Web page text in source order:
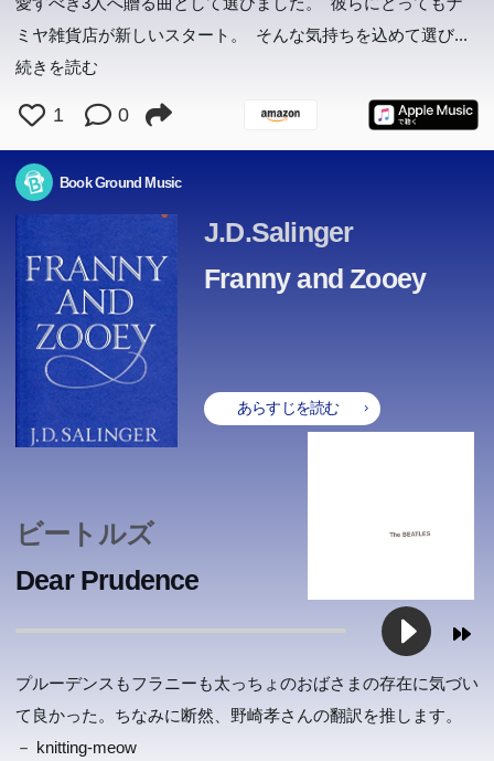
ある日、高校生の僕は病院で一冊の文庫本を拾う。タイト
ルは「共病文庫」。それは、クラスメイトである山内桜良
が密かに綴っていた日記帳だった。そこには、彼女の余命
が膵臓の病気により、もういくばくもないと書かれていて
——。読後、きっとこのタイトルに涙する。デビュー作に
して2016年本屋大賞・堂々の第2位、75万部突破のベスト
セラー待望の文庫化！
ます。
ます。
ロサンゼルス在住の叔母の、突然の訃報。弦矢は謎を追い
始める―。叔母・菊枝の死を知り、甥の弦矢が渡米する
た、幼くして病死したはずの叔母の娘が、実は死んだので
はなく、ずっと行方不明なのだと知らされる。なぜ叔母は
そのことを黙っていたのか。娘はどこにいるのか。
草は刈らねばならない。そこに埋もれているもは、納屋だ
を受け入れてきた一族の、歴史と記憶の物語。第162回芥
川賞受賞作。
妹の死。頭を打ち、失った私の記憶。弟に訪れる不思議な
きざし。そして妹の恋人との恋―。流されそうになる出来
事の中で、かつての自分を取り戻せないまま高知に旅を
し、さらにはサイパンへ。旅の時間を過ごしながら「半分
死んでいる」私はすべてをみつめ、全身で生きることを、
幸福を、感じとっていく。懐かしく、いとおしい金色の物
語。吉本ばななの記念碑的長編。
将来に希望を抱けずにいた。そんな彼の前に現れたのは身
体が金塊に変わる致死の病「金塊病」を患う女子大生・都
村弥子だった。彼女は死後三億で売れる『自分』の相続を
突如彼に持ち掛ける。相続の条件として提示されたチェッ
カーという古い盤上ゲームを通じ、二人の距離は徐々に縮
まっていく。しかし、彼女の死に紐づく大金が二人の運命
を狂わせる―。抱えていた秘密が解かれるとき二人が選ぶ
『正解』とは?
貧しく孤独な少年ジョバンニが、親友カムパネルラと銀河
鉄道に乗って美しく悲しい夜空の旅をする、永遠の未完成
の傑作である表題作や、「よだかの星」「オツベルと象」
「セロ弾きのゴーシュ」など、イーハトーヴォの切なく多
彩な世界に、「北守将軍と三人兄弟の医者」「饑餓陣営」
「ビジテリアン大祭」を加えた14編を収録。賢治童話の
豊饒な味わいをあますところなく披露する。
「この世界にアイは存在しません。」入学式の翌日、数学
教師は言った。ひとりだけ、え、と声を出した。ワイルド
曽田アイ。その言葉は、アイに衝撃を与え、彼女の胸に居
座り続けることになる。ある「奇跡」が起こるまでは―。
「想うこと」で生まれる圧倒的な強さと優しさ―直木賞作
家・西加奈子の渾身の「叫び」に心揺さぶられる傑作長
編!
相談を請け負っていた雑貨店だった。廃業しているはずの
店内に、突然シャッターの郵便口から悩み相談の手紙が落
戸惑いながらも当時の店主・浪矢雄治に代わって返事を書
くが...。次第に明らかになる雑貨店の秘密と、ある児童養
護施設との関係。悩める人々を救ってきた雑貨店は、最後
に再び奇蹟を起こせるか!?
ミヤ雑貨店が新しいスタート。 そんな気持ちを込めて選び...
続きを読む
1 0
Book Ground Music
J.D.Salinger
Franny and Zooey
あらすじを読む
ます。
ビートルズ
Dear Prudence
プルーデンスもフラニーも太っちょのおばさまの存在に気づい
て良かった。ちなみに断然、野崎孝さんの翻訳を推します。
－ knitting-meow
ます。
偶然、僕が拾った1冊の文庫本。それはクラスメイトであ
る山内桜良が綴った、秘密の日記帳だった―圧倒的デビュ
むおばあちゃんのもとへ疎開した。その日から、ぼくらの
過酷な日々が始まった。人間の醜さや哀しさ、世の不条理
記にしるす。戦争が暗い影を落とすなか、ぼくらはしたた
かに生き抜いていく。人間の真実をえぐる圧倒的筆力で読
書界に感動の嵐を巻き起こした、ハンガリー生まれの女性
亡命作家の衝撃の処女作。
とある事情から逃亡者となった“ぼく”こと巣篭カナは、逃
げ込んだダストシュートの中で全裸の美少女・白雪を発見
する。黒く大きな銃を持ち、記憶喪失を自称する白雪と、
疑いつつも彼女に惹かれるカナ。2人は街を抜け出し、東
京・秋葉原を目指すが...直木賞作家のブレイク前夜に書か
れた、清冽でファニーな成長小説。幻の未公開エンディン
グ2本を同時収録。
マを鋭く問う会心の代表作。
ます。
一生に一度だけ、死者との再会を叶えてくれるという「使
者」。突然死したアイドルが心の支えだったOL、年老い
た母に癌告知出来なかった頑固な息子、親友に抱いた嫉妬
心に苛まれる女子高生、失踪した婚約者を待ち続ける会社
員...ツナグの仲介のもと再会した生者と死者。それぞれの
想いをかかえた一夜の邂逅は、何をもたらすのだろうか。
心の隅々に染み入る感動の連作長編小説。
ます。
酒浸りの元殺し屋「木村」。狡猾な中学生「王子」。腕利
物騒な奴らを乗せた東北新幹線は疾走する！ 『グラスホ
ッパー』に続く、殺し屋たちの狂想曲。